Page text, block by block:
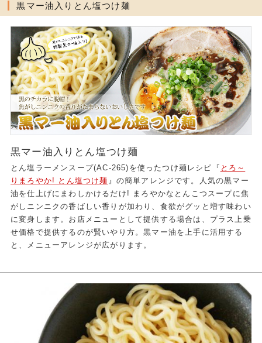
黒マー油入りとん塩つけ麺
黒マー油入りとん塩つけ麺
とん塩ラーメンスープ(AC-265)を使ったつけ麺レシピ『 とろ～
りまろやか! とん塩つけ麺 』の簡単アレンジです。人気の黒マー
油を仕上げにまわしかけるだけ! まろやかなとんこつスープに焦
がしニンニクの香ばしい香りが加わり、食欲がグッと増す味わい
に変身します。お店メニューとして提供する場合は、プラス上乗
せ価格で提供するのが賢いやり方。黒マー油を上手に活用する
と、メニューアレンジが広がります。